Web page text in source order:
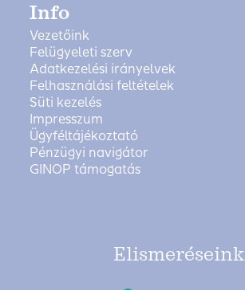
Info
Vezetőink
Felügyeleti szerv
Adatkezelési irányelvek
Felhasználási feltételek
Süti kezelés
Impresszum
Ügyféltájékoztató
Pénzügyi navigátor
GINOP támogatás
Elismeréseink